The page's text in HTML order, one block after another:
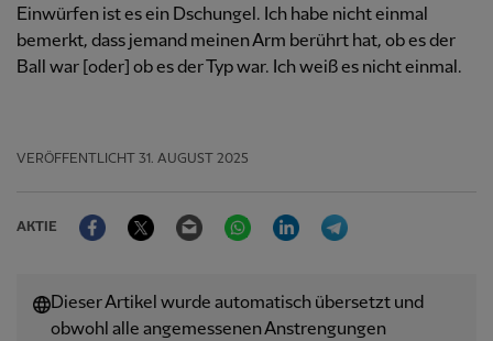
Einwürfen ist es ein Dschungel. Ich habe nicht einmal
bemerkt, dass jemand meinen Arm berührt hat, ob es der
Ball war [oder] ob es der Typ war. Ich weiß es nicht einmal.
VERÖFFENTLICHT 31. AUGUST 2025
AKTIE
FacebookTwitter Email WhatsAppLinkedIn
Dieser Artikel wurde automatisch übersetzt und
obwohl alle angemessenen Anstrengungen